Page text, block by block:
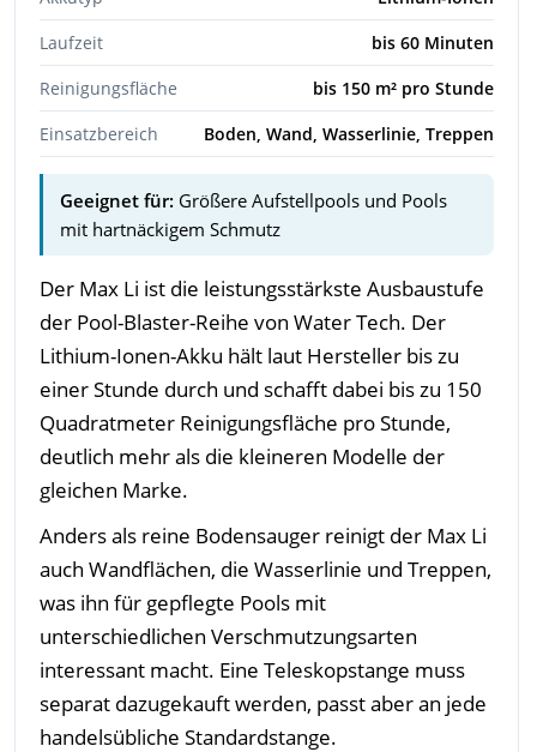
Laufzeit
bis 60 Minuten
Reinigungsfläche
bis 150 m² pro Stunde
Einsatzbereich
Boden, Wand, Wasserlinie, Treppen
Geeignet für: Größere Aufstellpools und Pools
mit hartnäckigem Schmutz
Der Max Li ist die leistungsstärkste Ausbaustufe
der Pool-Blaster-Reihe von Water Tech. Der
Lithium-Ionen-Akku hält laut Hersteller bis zu
einer Stunde durch und schafft dabei bis zu 150
Quadratmeter Reinigungsfläche pro Stunde,
deutlich mehr als die kleineren Modelle der
gleichen Marke.
Anders als reine Bodensauger reinigt der Max Li
auch Wandflächen, die Wasserlinie und Treppen,
was ihn für gepflegte Pools mit
unterschiedlichen Verschmutzungsarten
interessant macht. Eine Teleskopstange muss
separat dazugekauft werden, passt aber an jede
handelsübliche Standardstange.